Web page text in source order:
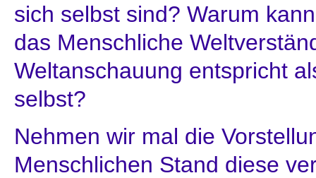
sich selbst sind? Warum
das Menschliche
Weltanschauung entspricht
selbst?
Nehmen wir mal die
Menschlichen Stand diese